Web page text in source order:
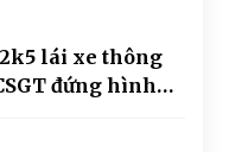
lái xe thông
đứng hình